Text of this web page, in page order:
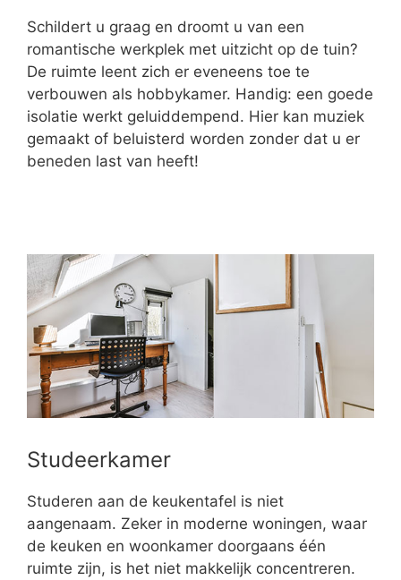
Schildert u graag en droomt u van een
romantische werkplek met uitzicht op de tuin?
De ruimte leent zich er eveneens toe te
verbouwen als hobbykamer. Handig: een goede
isolatie werkt geluiddempend. Hier kan muziek
gemaakt of beluisterd worden zonder dat u er
beneden last van heeft!
Studeerkamer
Studeren aan de keukentafel is niet
aangenaam. Zeker in moderne woningen, waar
de keuken en woonkamer doorgaans één
ruimte zijn, is het niet makkelijk concentreren.